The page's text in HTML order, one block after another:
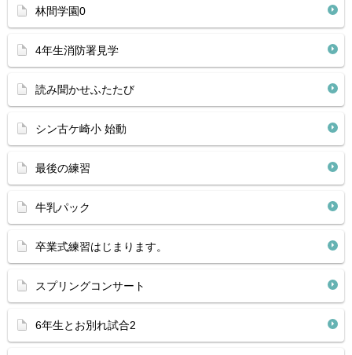
林間学園0
4年生消防署見学
読み聞かせふたたび
シン古ケ崎小 始動
最後の練習
牛乳パック
卒業式練習はじまります。
スプリングコンサート
6年生とお別れ試合2